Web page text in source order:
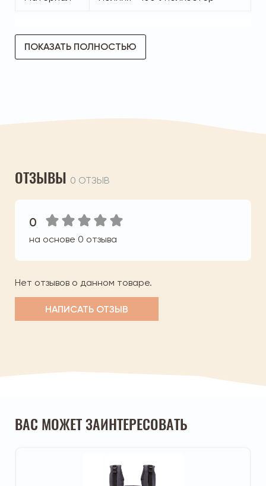
ПОКАЗАТЬ ПОЛНОСТЬЮ
ОТЗЫВЫ 0 ОТЗЫВ
Нет отзывов о данном товаре.
НАПИСАТЬ ОТЗЫВ
0
на основе 0 отзыва
ВАС МОЖЕТ ЗАИНТЕРЕСОВАТЬ